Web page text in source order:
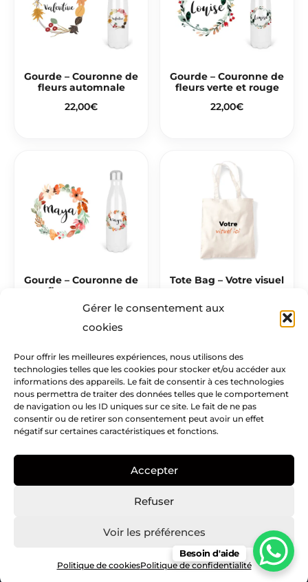
Gérer le consentement aux
cookies
Pour offrir les meilleures expériences, nous utilisons des
technologies telles que les cookies pour stocker et/ou accéder aux
informations des appareils. Le fait de consentir à ces technologies
nous permettra de traiter des données telles que le comportement
de navigation ou les ID uniques sur ce site. Le fait de ne pas
consentir ou de retirer son consentement peut avoir un effet
négatif sur certaines caractéristiques et fonctions.
Accepter
Refuser
Voir les préférences
Politique de cookiesPolitique de confidentialité
Gourde – Couronne de
fleurs automnale
22,00€
Gourde – Couronne de
fleurs verte et rouge
22,00€
Gourde – Couronne de
fleurs orange
22,00€
Tote Bag – Votre visuel
Mentions légales​
Infos pratiques
Creatike
Nous suivre
o
-
I
s
a
n
t
e
Copyright © Creatike – 2021
Besoin d'aide